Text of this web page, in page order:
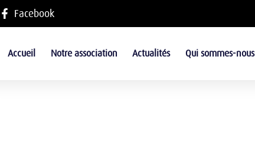
Facebook
Accueil Notre association Actualités Qui sommes-nous